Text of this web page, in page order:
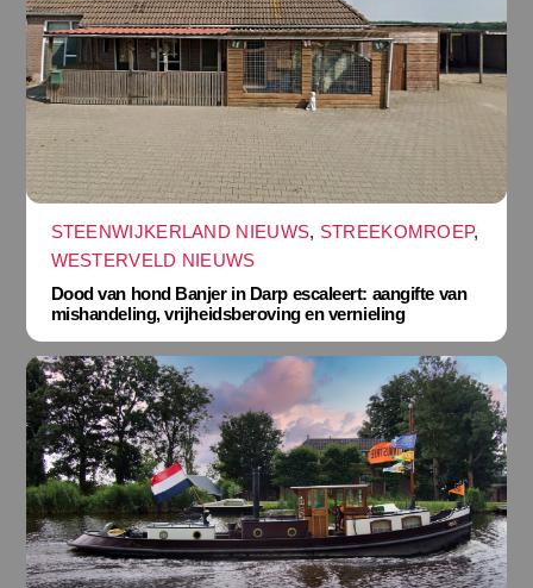
STEENWIJKERLAND NIEUWS, STREEKOMROEP,
WESTERVELD NIEUWS
Dood van hond Banjer in Darp escaleert: aangifte van
mishandeling, vrijheidsberoving en vernieling